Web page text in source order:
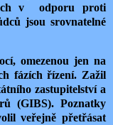
v odporu proti
jsou srovnatelné
omezenou jen na
fázích řízení. Zažil
zastupitelství a
(GIBS). Poznatky
veřejně přetřásat